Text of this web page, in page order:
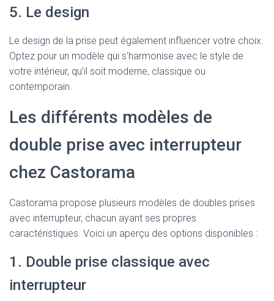
5. Le design
Le design de la prise peut également influencer votre choix.
Optez pour un modèle qui s’harmonise avec le style de
votre intérieur, qu’il soit moderne, classique ou
contemporain.
Les différents modèles de
double prise avec interrupteur
chez Castorama
Castorama propose plusieurs modèles de doubles prises
avec interrupteur, chacun ayant ses propres
caractéristiques. Voici un aperçu des options disponibles :
1. Double prise classique avec
interrupteur